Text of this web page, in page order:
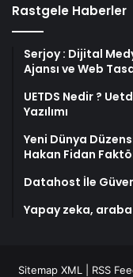
Rastgele Haberler
Serjoy : Dijital
Ajansı ve Web
UETDS Nedir ?
Yazılımı
Yeni Dünya
Hakan Fidan
Datahost İle
Yapay zeka,
Sitemap XML RSS